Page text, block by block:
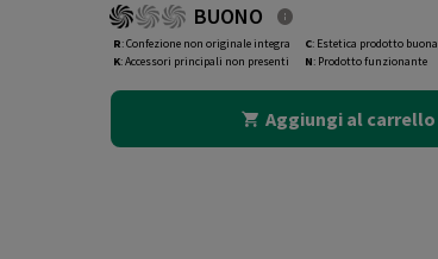
BUONO
R: Confezione non originale integra
K: Accessori principali non presenti
C: Estetica prodotto buona
N: Prodotto funzionante
Aggiungi al carrello